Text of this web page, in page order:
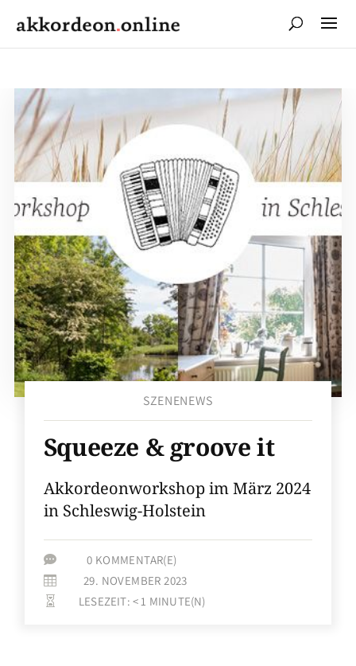
SZENENEWS
Squeeze & groove it
Akkordeonworkshop im März 2024
in Schleswig-Holstein
 0 KOMMENTAR(E)
 29. NOVEMBER 2023
 LESEZEIT: < 1 MINUTE(N)